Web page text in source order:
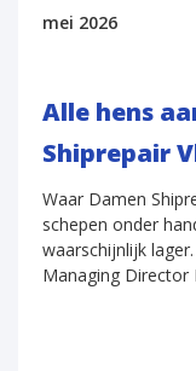
mei 2026
Alle hens
Shiprepair
Waar Damen
schepen onder
waarschijnlijk
Managing Director